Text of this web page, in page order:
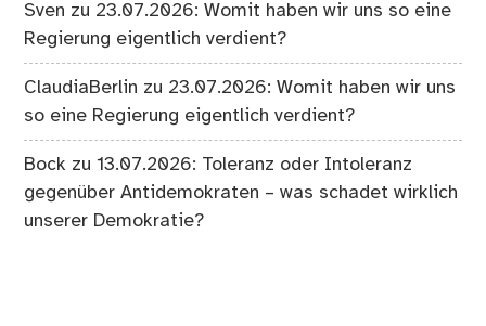
Sven zu 23.07.2026: Womit haben wir uns so eine
Regierung eigentlich verdient?
ClaudiaBerlin zu 23.07.2026: Womit haben wir uns
so eine Regierung eigentlich verdient?
Bock zu13.07.2026: Toleranz oder Intoleranz
gegenüber Antidemokraten – was schadet wirklich
unserer Demokratie?